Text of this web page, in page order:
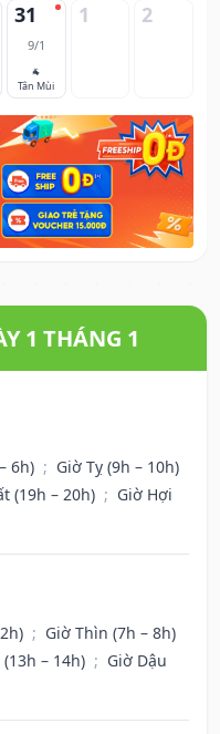
31
9/1
🐐
Tân Mùi
1 2
1 THÁNG 1
6h) ; Giờ Tỵ (9h – 10h)
(19h – 20h) ; Giờ Hợi
; Giờ Thìn (7h – 8h)
– 14h) ; Giờ Dậu